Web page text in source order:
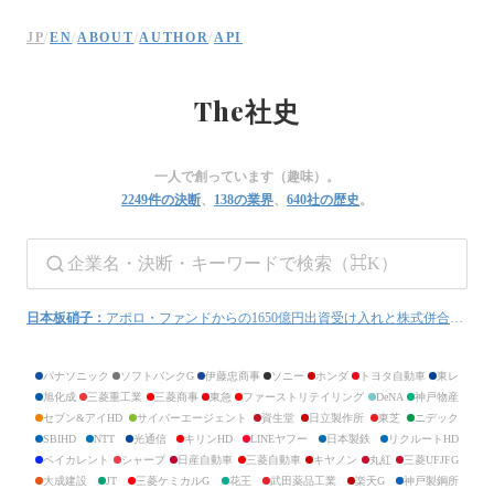
三井松島ホールディングス
石油資源開発
安藤・間
コムシスホールディングス
大成建設
大林組
住友林業
大和ハウス工業
積水ハウス
関電工
エクシオグループ
JP/EN/ABOUT/AUTHOR/API
The社史
一人で創っています（趣味）。
2249件の決断、 138の業界、 640社の歴史。
日本板硝子 ： アポロ・ファンドからの1650億円出資受け入れと株式併合による非公開化
パナソニック ソフトバンクG 伊藤忠商事 ソニー ホンダ トヨタ自動車
東レ
旭化成
三菱重工業 三菱商事 東急 ファーストリテイリング DeNA
神戸物産
セブン&アイHD
サイバーエージェント 資生堂 日立製作所 東芝
ニデック
SBIHD
NTT 光通信 キリンHD LINEヤフー 日本製鉄
リクルートHD
ベイカレント
シャープ 日産自動車 三菱自動車 キヤノン 丸紅
三菱UFJFG
大成建設
JT 三菱ケミカルG 花王 武田薬品工業 楽天G
神戸製鋼所